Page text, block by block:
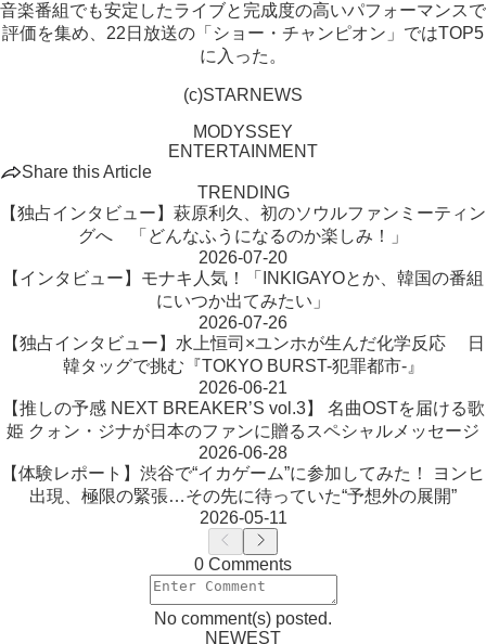
音楽番組でも安定したライブと完成度の高いパフォーマンスで
評価を集め、22日放送の「ショー・チャンピオン」ではTOP5
に入った。
(c)STARNEWS
MODYSSEY
ENTERTAINMENT
Share this Article
TRENDING
【独占インタビュー】萩原利久、初のソウルファンミーティン
グへ 「どんなふうになるのか楽しみ！」
2026-07-20
【インタビュー】モナキ人気！「INKIGAYOとか、韓国の番組
にいつか出てみたい」
2026-07-26
【独占インタビュー】水上恒司×ユンホが生んだ化学反応 日
韓タッグで挑む『TOKYO BURST-犯罪都市-』
2026-06-21
【推しの予感 NEXT BREAKER’S vol.3】 名曲OSTを届ける歌
姫 クォン・ジナが日本のファンに贈るスペシャルメッセージ
2026-06-28
【体験レポート】渋谷で“イカゲーム”に参加してみた！ ヨンヒ
出現、極限の緊張…その先に待っていた“予想外の展開”
2026-05-11
0 Comments
No comment(s) posted.
NEWEST